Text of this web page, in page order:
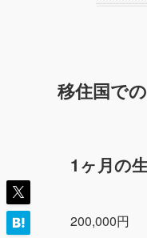
移住国で
1ヶ月の
200,000円